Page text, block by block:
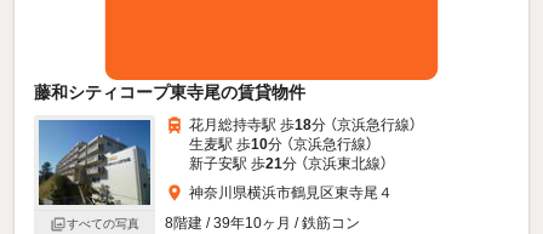
藤和シティコープ東寺尾の賃貸物件
すべての写真
花月総持寺駅 歩18分 （京浜急行線）
生麦駅 歩10分 （京浜急行線）
新子安駅 歩21分 （京浜東北線）
神奈川県横浜市鶴見区東寺尾４
8階建 / 39年10ヶ月 / 鉄筋コン